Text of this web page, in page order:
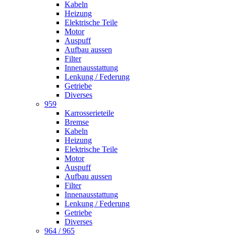
Kabeln
Heizung
Elektrische Teile
Motor
Auspuff
Aufbau aussen
Filter
Innenausstattung
Lenkung / Federung
Getriebe
Diverses
959
Karrosserieteile
Bremse
Kabeln
Heizung
Elektrische Teile
Motor
Auspuff
Aufbau aussen
Filter
Innenausstattung
Lenkung / Federung
Getriebe
Diverses
964 / 965